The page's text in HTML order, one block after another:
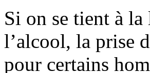
Si on se tient à la
l’alcool, la prise
pour certains